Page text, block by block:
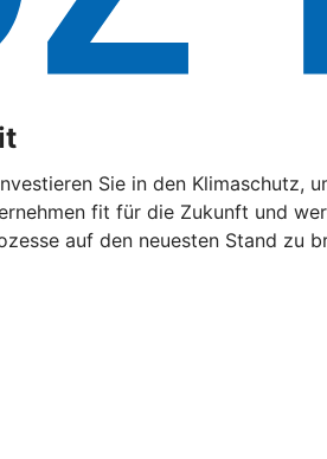
Sie in den Klimaschutz,
fit für die Zukunft und
auf den neuesten Stand zu